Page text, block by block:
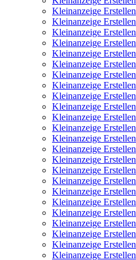
Kleinanzeige Erstellen
Kleinanzeige Erstellen
Kleinanzeige Erstellen
Kleinanzeige Erstellen
Kleinanzeige Erstellen
Kleinanzeige Erstellen
Kleinanzeige Erstellen
Kleinanzeige Erstellen
Kleinanzeige Erstellen
Kleinanzeige Erstellen
Kleinanzeige Erstellen
Kleinanzeige Erstellen
Kleinanzeige Erstellen
Kleinanzeige Erstellen
Kleinanzeige Erstellen
Kleinanzeige Erstellen
Kleinanzeige Erstellen
Kleinanzeige Erstellen
Kleinanzeige Erstellen
Kleinanzeige Erstellen
Kleinanzeige Erstellen
Kleinanzeige Erstellen
Kleinanzeige Erstellen
Kleinanzeige Erstellen